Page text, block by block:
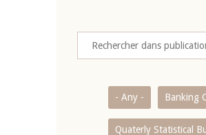
- Any - Banking
Quaterly Statistical